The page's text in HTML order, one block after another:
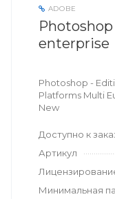
ADOBE
enterprise
Photoshop -
Platforms Multi
New
Доступно к
Артикул
Минимальная